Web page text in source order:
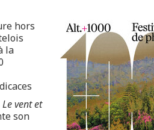
hors
la
Le vent et
son